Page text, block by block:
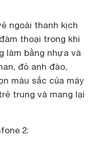
ngoài thanh kịch
đàm thoại trong khi
làm bằng nhựa và
đỏ anh đào,
màu sắc của máy
trung và mang lại
2: